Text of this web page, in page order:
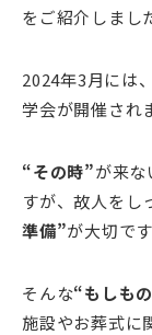
をご紹介しまし
2024年3月には、
学会が開催され
“その時”が来
すが、故人をし
準備”が大切で
そんな“もしも
施設やお葬式に